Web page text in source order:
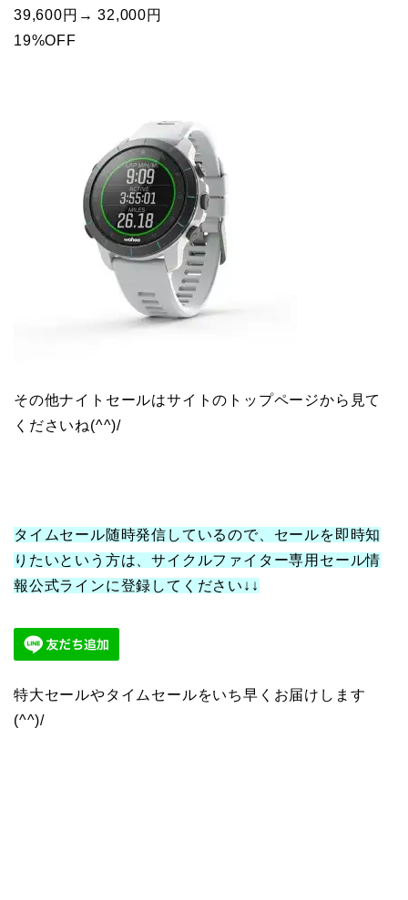
39,600円→ 32,000円
19%OFF
その他ナイトセールはサイトのトップページから見て
くださいね(^^)/
タイムセール随時発信しているので、セールを即時知
りたいという方は、サイクルファイター専用セール情
報公式ラインに登録してください↓↓
特大セールやタイムセールをいち早くお届けします
(^^)/